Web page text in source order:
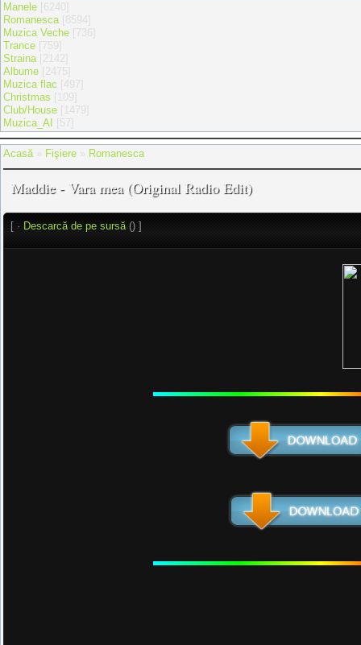
Manele
Romanesca
Muzica Veche
Trance
Straina
Albume
Muzica flac
Christmas
Club/House
Muzica_AI
Acasă» Fişiere Romanesca
Maddie - Vara mea (Original Radio Edit)
[ · Descarcă de pe sursă() ]